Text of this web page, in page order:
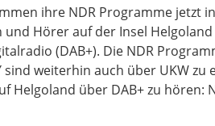
ihre NDR Programme jetzt
Hörer auf der Insel
(DAB+). Die NDR
sind weiterhin auch über UKW
Helgoland über DAB+ zu hören: